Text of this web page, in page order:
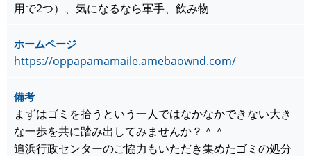
用で2つ）、気になるなら軍手、飲み物
ホームページ
https://oppapamamaile.amebaownd.com/
備考
まずはゴミを拾うという一人ではなかなかできない大き
な一歩を共に踏み出してみませんか？＾＾
追浜行政センターのご協力もいただき集めたゴミの処分